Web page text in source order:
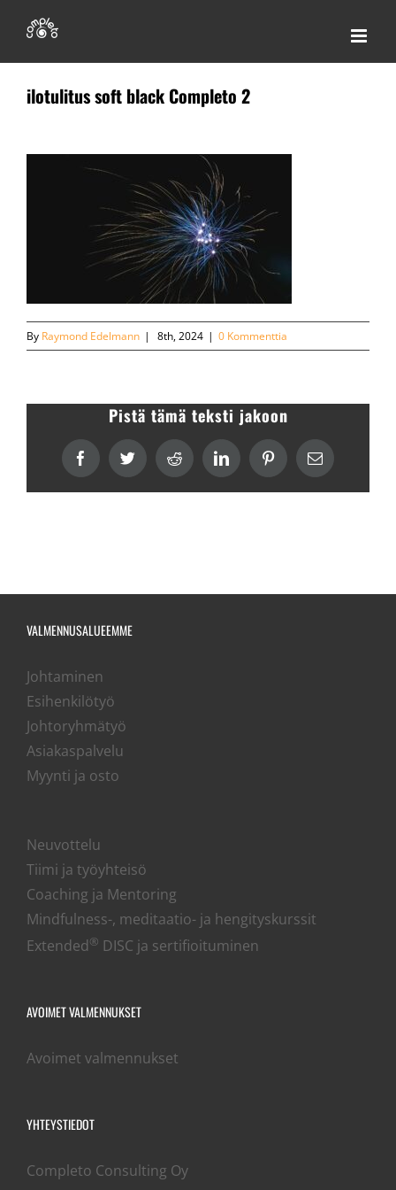
content
ilotulitus soft black Completo 2
By Raymond Edelmann | 8th, 2024 | 0 Kommenttia
Pistä tämä teksti jakoon
FacebookTwitterReddit LinkedInPinterestsähköposti
VALMENNUSALUEEMME
Johtaminen
Esihenkilötyö
Johtoryhmätyö
Asiakaspalvelu
Myynti ja osto
Neuvottelu
Tiimi ja työyhteisö
Coaching ja Mentoring
Mindfulness-, meditaatio- ja hengityskurssit
Extended® DISC ja sertifioituminen
AVOIMET VALMENNUKSET
Avoimet valmennukset
YHTEYSTIEDOT
Completo Consulting Oy